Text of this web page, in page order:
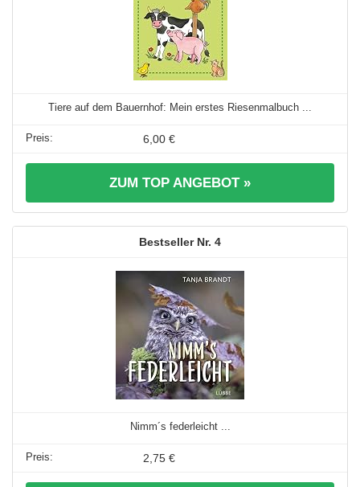
Tiere auf dem Bauernhof: Mein erstes Riesenmalbuch ...
6,00 €
ZUM TOP ANGEBOT »
4
Nimm´s federleicht ...
2,75 €